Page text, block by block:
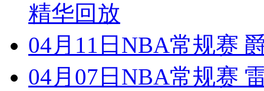
精华回放
04月11日NBA常规赛
04月07日NBA常规赛